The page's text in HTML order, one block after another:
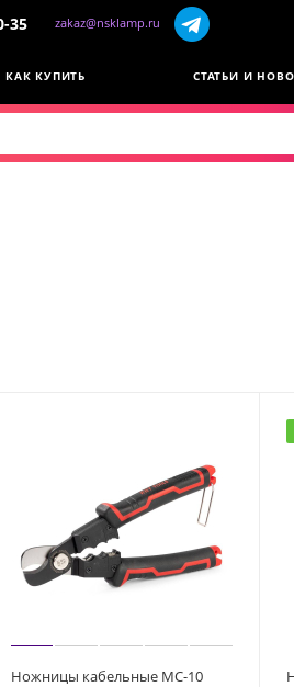
35 zakaz@nsklamp.ru
КАК КУПИТЬ СТАТЬИ И
Ножницы кабельные МС-10